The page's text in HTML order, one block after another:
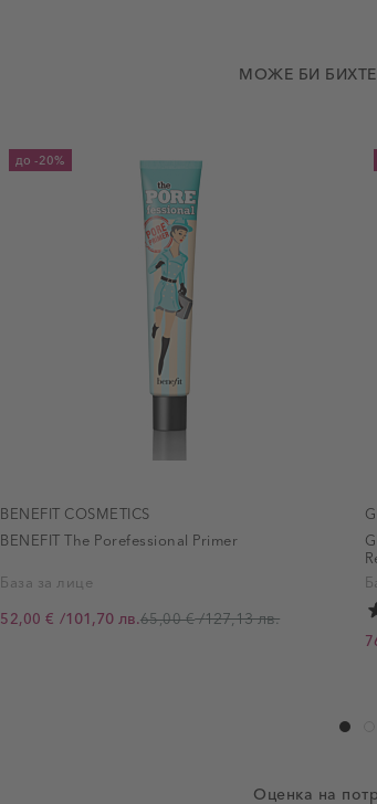
МОЖЕ БИ
до -20%
BENEFIT COSMETICS
BENEFIT The Porefessional Primer
База за лице
Промо цена
52,00 € /101,70 лв.65,00 €/127,13 лв.
Оценка на